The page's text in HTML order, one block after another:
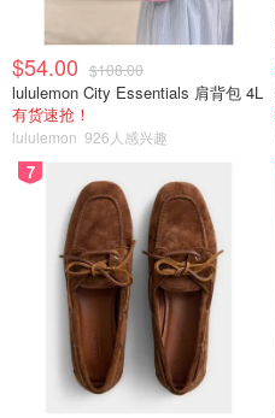
$54.00 $108.00
lululemon City Essentials 肩背包 4L
有货速抢！
lululemon 926人感兴趣
7